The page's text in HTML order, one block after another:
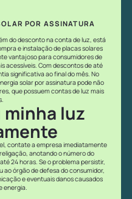
POR ASSINATURA
do desconto na conta de luz, está
e instalação de placas solares
vantajoso para consumidores de
acessíveis. Com descontos de até
significativa ao final do mês. No
solar por assinatura pode não
que possuem contas de luz mais
minha luz
contate a empresa imediatamente
anotando o número do
24 horas. Se o problema persistir,
ao órgão de defesa do consumidor,
e eventuais danos causados
energia.